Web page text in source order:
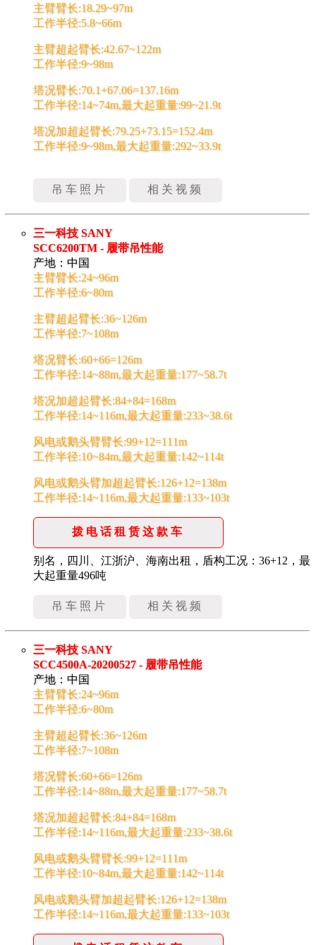
主臂臂长:18.29~97m
工作半径:5.8~66m
主臂超起臂长:42.67~122m
工作半径:9~98m
塔况臂长:70.1+67.06=137.16m
工作半径:14~74m,最大起重量:99~21.9t
塔况加超起臂长:79.25+73.15=152.4m
工作半径:9~98m,最大起重量:292~33.9t
吊车照片 相关视频
三一科技 SANY
SCC6200TM - 履带吊性能
产地：中国
主臂臂长:24~96m
工作半径:6~80m
主臂超起臂长:36~126m
工作半径:7~108m
塔况臂长:60+66=126m
工作半径:14~88m,最大起重量:177~58.7t
塔况加超起臂长:84+84=168m
工作半径:14~116m,最大起重量:233~38.6t
风电或鹅头臂臂长:99+12=111m
工作半径:10~84m,最大起重量:142~114t
风电或鹅头臂加超起臂长:126+12=138m
工作半径:14~116m,最大起重量:133~103t
拨电话租赁这款车
别名，四川、江浙沪、海南出租，盾构工况：36+12，最
大起重量496吨
吊车照片 相关视频
三一科技 SANY
SCC4500A-20200527 - 履带吊性能
产地：中国
主臂臂长:24~96m
工作半径:6~80m
主臂超起臂长:36~126m
工作半径:7~108m
塔况臂长:60+66=126m
工作半径:14~88m,最大起重量:177~58.7t
塔况加超起臂长:84+84=168m
工作半径:14~116m,最大起重量:233~38.6t
风电或鹅头臂臂长:99+12=111m
工作半径:10~84m,最大起重量:142~114t
风电或鹅头臂加超起臂长:126+12=138m
工作半径:14~116m,最大起重量:133~103t